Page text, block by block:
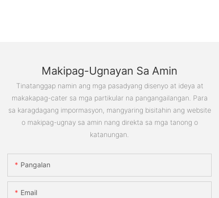
Makipag-Ugnayan Sa Amin
Tinatanggap namin ang mga pasadyang disenyo at ideya at
makakapag-cater sa mga partikular na pangangailangan. Para
sa karagdagang impormasyon, mangyaring bisitahin ang website
o makipag-ugnay sa amin nang direkta sa mga tanong o
katanungan.
Pangalan
Email